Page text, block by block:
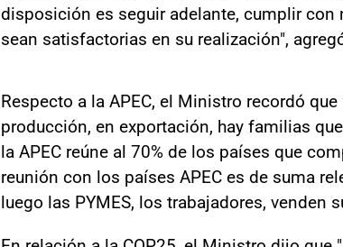
disposición es seguir adelante, cumplir
sean satisfactorias en su realización",
Respecto a la APEC, el Ministro recordó
producción, en exportación, hay familias
la APEC reúne al 70% de los países que
reunión con los países APEC es de suma
luego las PYMES, los trabajadores, venden